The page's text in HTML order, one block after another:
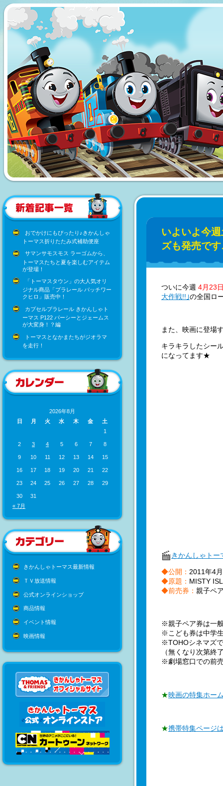
おでかけにもぴったり♪きかんしゃ
トーマス折りたたみ式補助便座
サマンサモスモス ラーゴムから、
トーマスたちと夏を楽しむアイテム
が登場！
「トーマスタウン」の大人気オリ
ジナル商品「プラレール パッチワー
クヒロ」販売中！
カプセルプラレール きかんしゃト
ーマス P122 パーシーとジェームス
が大変身！？編
トーマスとなかまたちがジオラマ
を走行！
2026年8月
日
月 火 水 木 金
土
1
2 3 4 5 6 7 8
9 10 11 12 13 14 15
16 17 18 19 20 21 22
23 24 25 26 27 28 29
30
31
« 7月
きかんしゃトーマス最新情報
ＴＶ放送情報
公式オンラインショップ
商品情報
イベント情報
映画情報
いよいよ今
ズも発売です
ついに今週 4月23
大作戦!!｣の全国ロ
また、映画に登場
キラキラしたシー
になってます★
きかんしゃト
◆公開： 2011年4
◆原題： MISTY
◆前売券： 親子ペ
※親子ペア券は一
※こども券は中学
※TOHOシネマズ
（無くなり次第終
※劇場窓口での前
★映画の特集ホー
★携帯特集ページ